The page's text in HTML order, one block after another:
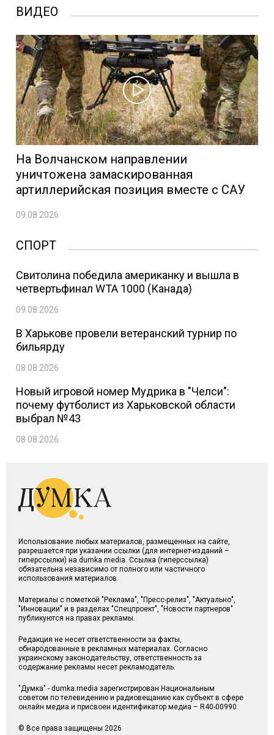
ВИДЕО
На Волчанском направлении
уничтожена замаскированная
артиллерийская позиция вместе с САУ
09.08.2026
СПОРТ
Свитолина победила американку и вышла в
четвертьфинал WTA 1000 (Канада)
09.08.2026
В Харькове провели ветеранский турнир по
бильярду
08.08.2026
Новый игровой номер Мудрика в "Челси":
почему футболист из Харьковской области
выбрал №43
08.08.2026
Использование любых материалов, размещенных на сайте,
разрешается при указании ссылки (для интернет-изданий –
гиперссылки) на dumka.media. Ссылка (гиперссылка)
обязательна независимо от полного или частичного
использования материалов.
Материалы с пометкой "Реклама", "Пресс-релиз", "Актуально",
"Инновации" и в разделах "Спецпроект", "Новости партнеров"
публикуются на правах рекламы.
Редакция не несет ответственности за факты,
обнародованные в рекламных материалах. Согласно
украинскому законодательству, ответственность за
содержание рекламы несет рекламодатель.
"Думка" - dumka.media зарегистрирован Национальным
советом по телевидению и радиовещанию как субъект в сфере
онлайн медиа и присвоен идентификатор медиа – R40-00990.
© Все права защищены 2026